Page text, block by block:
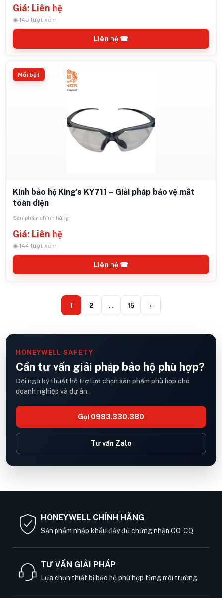
Giá: Liên hệ
◉ 145 lượt xem
Liên hệ ☎
Nổi bật
Kính bảo hộ King's KY711 – Giải pháp bảo vệ mắt
toàn diện
Sản phẩm chính hãng
Giá: Liên hệ
◉ 144 lượt xem
Liên hệ ☎
1 2 … 15 ›
HONEYWELL SAFETY
Cần tư vấn giải pháp bảo hộ phù hợp?
Đội ngũ kỹ thuật hỗ trợ lựa chọn sản phẩm phù hợp cho
doanh nghiệp và dự án.
Gọi 0983.330.380
Tư vấn Zalo
HONEYWELL CHÍNH HÃNG
Sản phẩm nhập khẩu đầy đủ chứng nhận CO, CQ
TƯ VẤN GIẢI PHÁP
Lựa chọn thiết bị bảo hộ phù hợp từng môi trường